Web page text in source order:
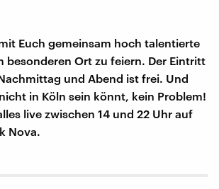
Euch gemeinsam hoch talentierte
besonderen Ort zu feiern. Der Eintritt
und Abend ist frei. Und
in Köln sein könnt, kein Problem!
live zwischen 14 und 22 Uhr auf
Nova.